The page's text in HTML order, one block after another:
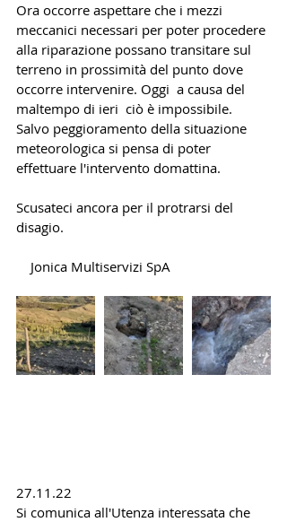
Ora occorre aspettare che i mezzi
meccanici necessari per poter procedere
alla riparazione possano transitare sul
terreno in prossimità del punto dove
occorre intervenire. Oggi  a causa del
maltempo di ieri  ciò è impossibile.
Salvo peggioramento della situazione
meteorologica si pensa di poter
effettuare l'intervento domattina.
Scusateci ancora per il protrarsi del
disagio.
    Jonica Multiservizi SpA
27.11.22
Si comunica all'Utenza interessata che